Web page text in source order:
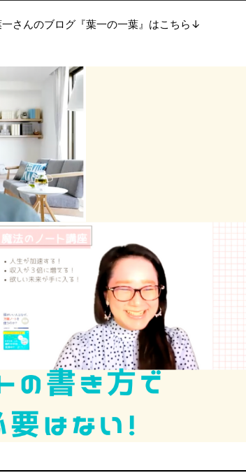
さんのブログ『葉一の一葉』はこちら↓